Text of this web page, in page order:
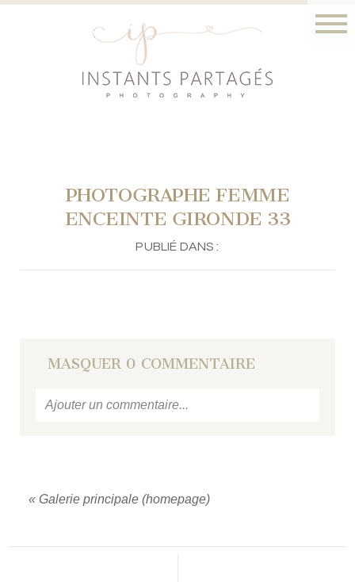
PHOTOGRAPHE FEMME
ENCEINTE GIRONDE 33
PUBLIÉ DANS :
MASQUER 0 COMMENTAIRE
Ajouter un commentaire...
« Galerie principale (homepage)